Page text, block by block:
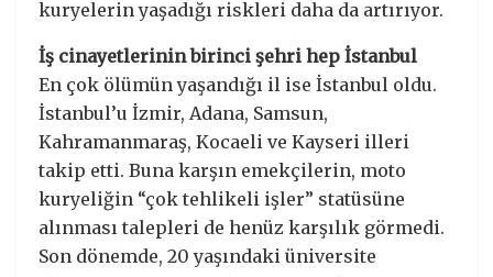
kuryelerin yaşadığı riskleri daha da artırıyor.
İş cinayetlerinin birinci şehri hep İstanbul
En çok ölümün yaşandığı il ise İstanbul oldu.
İstanbul’u İzmir, Adana, Samsun,
Kahramanmaraş, Kocaeli ve Kayseri illeri
takip etti. Buna karşın emekçilerin, moto
kuryeliğin “çok tehlikeli işler” statüsüne
alınması talepleri de henüz karşılık görmedi.
Son dönemde, 20 yaşındaki üniversite